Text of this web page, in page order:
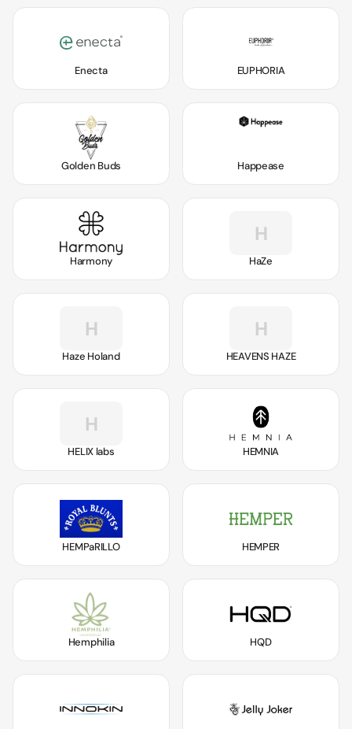
Enecta EUPHORIA
Golden Buds Happease
Harmony
H
HaZe
H
Haze Holand
H
HEAVENS HAZE
H
HELIX labs HEMNIA
HEMPaRILLO HEMPER
Hemphilia HQD